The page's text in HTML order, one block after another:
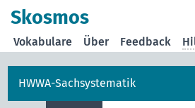
Skosmos
Vokabulare Über Feedback
HWWA-Sachsystematik